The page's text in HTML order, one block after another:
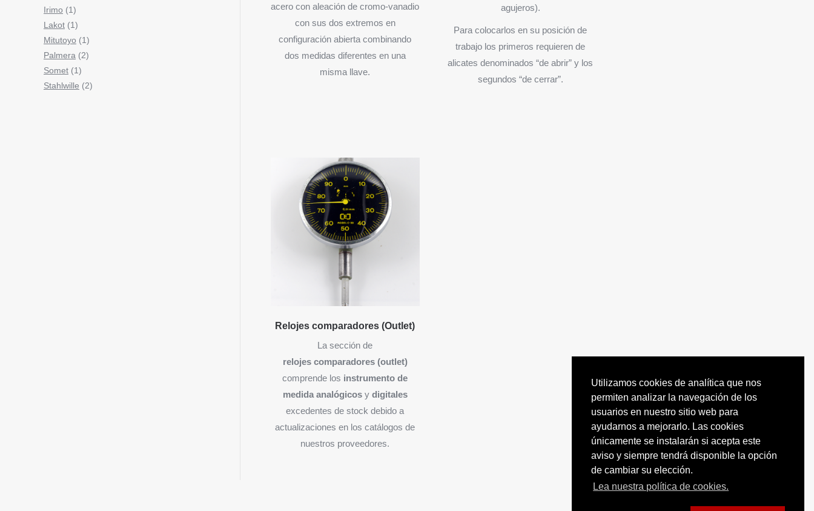
Utilizamos cookies de analítica que nos
permiten analizar la navegación de los
usuarios en nuestro sitio web para
ayudarnos a mejorarlo. Las cookies
únicamente se instalarán si acepta este
aviso y siempre tendrá disponible la opción
de cambiar su elección.
Lea nuestra política de cookies.
acero con aleación de cromo-vanadio
con sus dos extremos en
configuración abierta combinando
dos medidas diferentes en una
misma llave.
agujeros).
Para colocarlos en su posición de
trabajo los primeros requieren de
alicates denominados “de abrir” y los
segundos “de cerrar”.
Relojes comparadores (Outlet)
La sección de
relojes comparadores (outlet)
comprende los instrumento de
medida analógicosy digitales
excedentes de stock debido a
actualizaciones en los catálogos de
nuestros proveedores.
Irimo (1)
Lakot (1)
Mitutoyo (1)
Palmera (2)
Somet (1)
Stahlwille (2)